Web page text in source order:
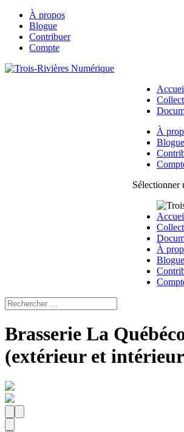
À propos
Blogue
Contribuer
Compte
À
Blogue
Sélectionner
À
Blogue
Brasserie La
(extérieur et